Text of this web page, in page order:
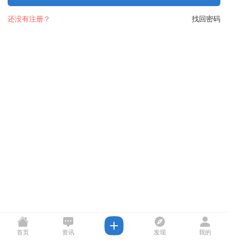
找回密码
还没有注册？
首页 资讯 发现 我的